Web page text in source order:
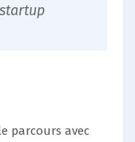
parcours avec